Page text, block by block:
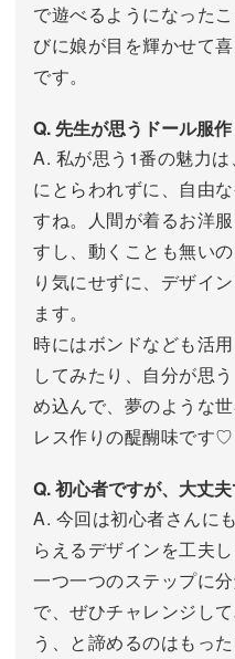
で遊べるようになった
びに娘が目を輝かせて
です。
Q. 先生が思うドール服
A. 私が思う1番の魅力
にとらわれずに、自由
すね。人間が着るお洋
すし、動くことも無い
り気にせずに、デザイ
ます。
時にはボンドなども活
してみたり、自分が思
め込んで、夢のような
レス作りの醍醐味です♡
Q. 初心者ですが、大丈
A. 今回は初心者さんに
らえるデザインを工夫
一つ一つのステップに
で、ぜひチャレンジし
う、と諦めるのはもっ